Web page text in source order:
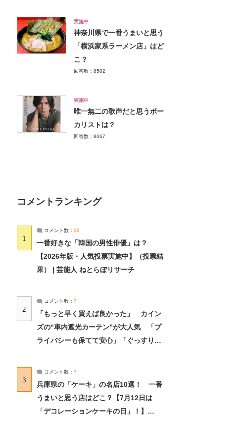
実施中
神奈川県で一番うまいと思う
「横浜家系ラーメン店」はど
こ？
回答数：8502
実施中
唯一無二の歌声だと思うボー
カリストは？
回答数：8067
コメントランキング
1
コメント数： 20
一番好きな「韓国の男性俳優」は？
【2026年版・人気投票実施中】（投票結
果） | 芸能人 ねとらぼリサーチ
2
コメント数： 7
「もっと早く買えば良かった」 カイン
ズの“車内遮光カーテン”が大人気 「プ
ライバシーも保てて安心」「ぐっすり眠
3
コメント数： 7
兵庫県の「ケーキ」の名店10選！ 一番
うまいと思う店はどこ？【7月12日は
「デコレーションケーキの日」！】